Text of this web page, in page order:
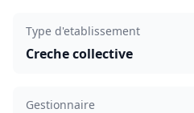
Type d'etablissement
Creche collective
Gestionnaire